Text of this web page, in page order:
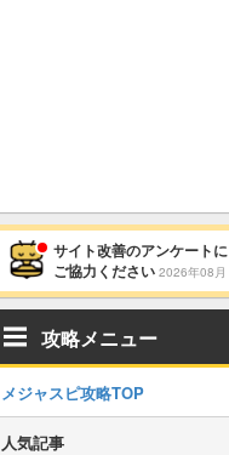
サイト改善のアンケートに
ご協力ください 2026年08月
攻略メニュー
メジャスピ攻略TOP
人気記事